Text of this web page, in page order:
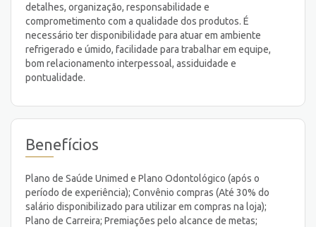
detalhes, organização, responsabilidade e
comprometimento com a qualidade dos produtos. É
necessário ter disponibilidade para atuar em ambiente
refrigerado e úmido, facilidade para trabalhar em equipe,
bom relacionamento interpessoal, assiduidade e
pontualidade.
Benefícios
Plano de Saúde Unimed e Plano Odontológico (após o
período de experiência); Convênio compras (Até 30% do
salário disponibilizado para utilizar em compras na loja);
Plano de Carreira; Premiações pelo alcance de metas;